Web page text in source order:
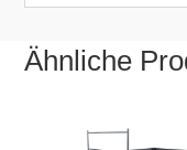
Ähnliche